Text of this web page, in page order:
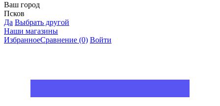
Ваш город
Псков
Да Выбрать другой
Наши магазины
ИзбранноеСравнение (0) Войти